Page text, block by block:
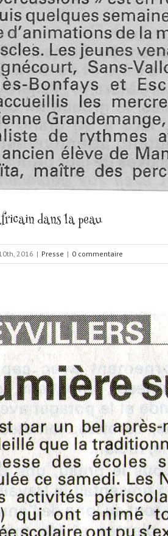
dans la peau
2016 | Presse | 0 commentaire